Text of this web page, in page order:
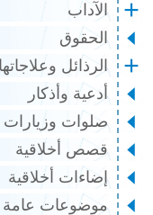
الآداب
الحقوق
الرذائل وعلاجاتها
أدعية وأذكار
صلوات وزيارات
قصص أخلاقية
إضاءات أخلاقية
موضوعات عامة